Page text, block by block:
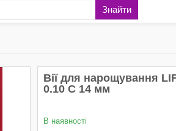
Знайти
Вії для нарощування
0.10 C 14 мм
В наявності